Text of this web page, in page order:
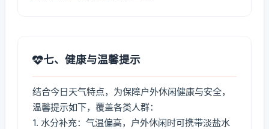
七、健康与温馨提示
结合今日天气特点，为保障户外休闲健康与安全，
温馨提示如下，覆盖各类人群：
1. 水分补充：气温偏高，户外休闲时可携带淡盐水